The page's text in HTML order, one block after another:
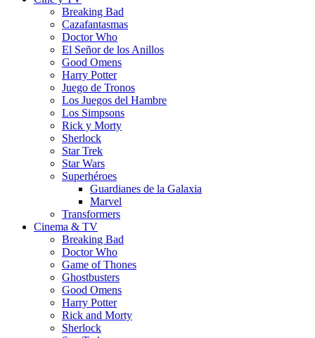
Breaking Bad
Cazafantasmas
Doctor Who
El Señor de los Anillos
Good Omens
Harry Potter
Juego de Tronos
Los Juegos del Hambre
Los Simpsons
Rick y Morty
Sherlock
Star Trek
Star Wars
Superhéroes
Guardianes de la Galaxia
Marvel
Transformers
Cinema & TV
Breaking Bad
Doctor Who
Game of Thones
Ghostbusters
Good Omens
Harry Potter
Rick and Morty
Sherlock